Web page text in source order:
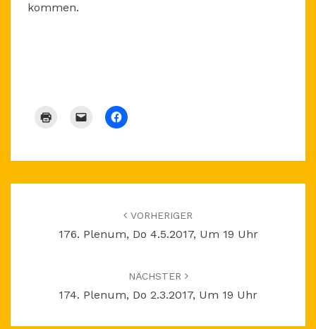
kommen.
VORHERIGER
176. Plenum, Do 4.5.2017, Um 19 Uhr
NÄCHSTER
174. Plenum, Do 2.3.2017, Um 19 Uhr